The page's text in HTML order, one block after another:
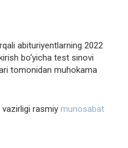
abituriyentlarning 2022
bo‘yicha test sinovi
tomonidan muhokama
vazirligi rasmiy munosabat